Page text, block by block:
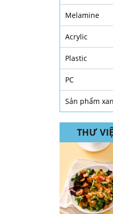
Melamine
Acrylic
Plastic
PC
Sản phẩm
THƯ